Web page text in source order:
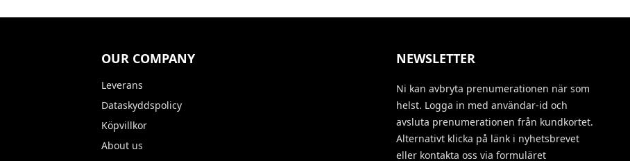
OUR COMPANY
Leverans
Dataskyddspolicy
Köpvillkor
About us
NEWSLETTER
Ni kan avbryta prenumerationen när som
helst. Logga in med användar-id och
avsluta prenumerationen från kundkortet.
Alternativt klicka på länk i nyhetsbrevet
eller kontakta oss via formuläret